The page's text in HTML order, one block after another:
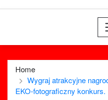
Home
Wygraj atrakcyjne
EKO-fotograficzny konkurs.